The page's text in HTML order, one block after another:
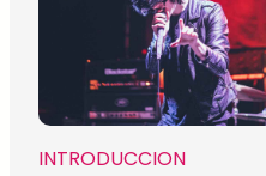
INTRODUCCION